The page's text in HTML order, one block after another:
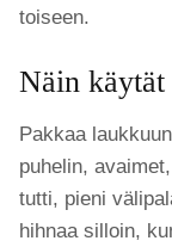
toiseen.
Näin
Pakkaa
puhelin,
tutti, pieni
hihnaa silloin,